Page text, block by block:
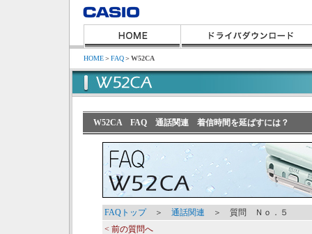
HOME＞FAQ＞W52CA
W52CA FAQ 通話関連 着信時間を延ばすには？
FAQトップ＞ 通話関連 ＞ 質問 Ｎｏ．５
< 前の質問へ